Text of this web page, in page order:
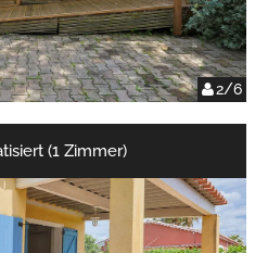
2/6
(1 Zimmer)